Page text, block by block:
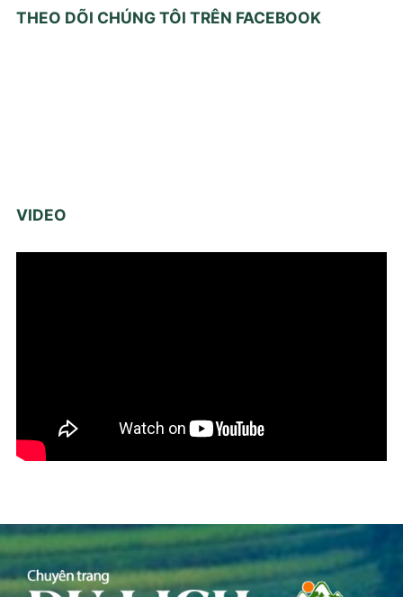
THEO DÕI CHÚNG TÔI TRÊN FACEBOOK
VIDEO